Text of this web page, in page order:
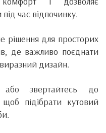
час відпочинку.
для просторих
де важливо поєднати
виразний дизайн.
звертайтесь до
підібрати кутовий